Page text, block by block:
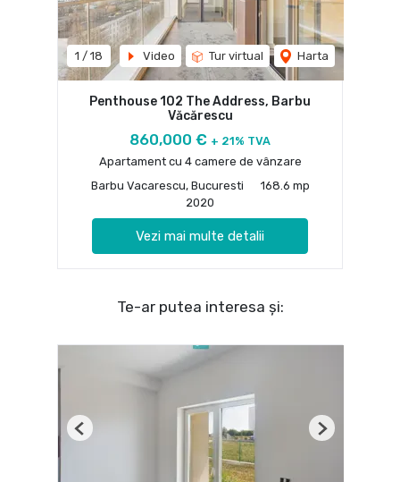
1 / 18 Video Tur virtual Harta
Penthouse 102 The Address, Barbu
Văcărescu
860,000 € + 21% TVA
Apartament cu 4 camere de vânzare
Barbu Vacarescu, Bucuresti
168.6 mp
2020
Vezi mai multe detalii
Te-ar putea interesa și:
Previous Next